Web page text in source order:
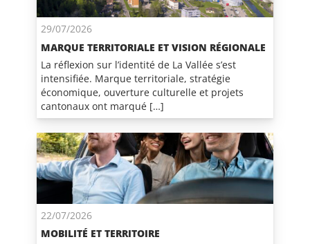
29/07/2026
MARQUE TERRITORIALE ET VISION RÉGIONALE
La réflexion sur l’identité de La Vallée s’est
intensifiée. Marque territoriale, stratégie
économique, ouverture culturelle et projets
cantonaux ont marqué […]
22/07/2026
MOBILITÉ ET TERRITOIRE